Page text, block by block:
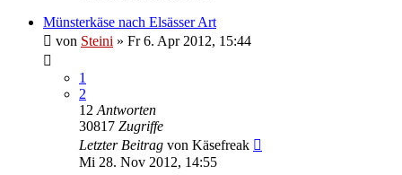
Münsterkäse nach Elsässer Art
von Steini » Fr 6. Apr 2012, 15:44
1
2
12 Antworten
30817 Zugriffe
Letzter Beitrag von Käsefreak
Mi 28. Nov 2012, 14:55